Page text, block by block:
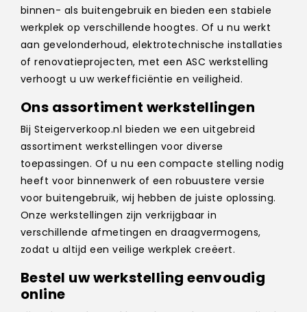
binnen- als buitengebruik en bieden een stabiele
werkplek op verschillende hoogtes. Of u nu werkt
aan gevelonderhoud, elektrotechnische installaties
of renovatieprojecten, met een ASC werkstelling
verhoogt u uw werkefficiëntie en veiligheid.
Ons assortiment werkstellingen
Bij Steigerverkoop.nl bieden we een uitgebreid
assortiment werkstellingen voor diverse
toepassingen. Of u nu een compacte stelling nodig
heeft voor binnenwerk of een robuustere versie
voor buitengebruik, wij hebben de juiste oplossing.
Onze werkstellingen zijn verkrijgbaar in
verschillende afmetingen en draagvermogens,
zodat u altijd een veilige werkplek creëert.
Bestel uw werkstelling eenvoudig
online